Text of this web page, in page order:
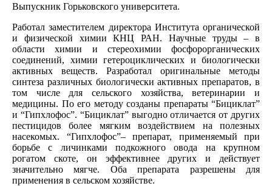
Выпускник Горьковского университета.
Работал заместителем директора Института органической
и физической химии КНЦ РАН. Научные труды – в
области химии и стереохимии фосфорорганических
соединений, химии гетероциклических и биологически
активных веществ. Разработал оригинальные методы
синтеза различных биологически активных препаратов, в
том числе для сельского хозяйства, ветеринарии и
медицины. По его методу созданы препараты “Бициклат”
и “Гипхлофос”. “Бициклат” выгодно отличается от других
пестицидов более мягким воздействием на полезных
насекомых. “Гипхлофос”– препарат, применяемый при
борьбе с личинками подкожного овода на крупном
рогатом скоте, он эффективнее других и действует
значительно мягче. Оба препарата разрешены для
применения в сельском хозяйстве.